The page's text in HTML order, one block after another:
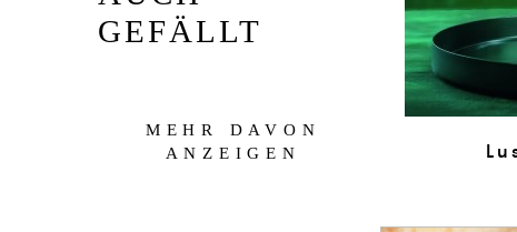
GEFÄLLT
MEHR DAVON
ANZEIGEN